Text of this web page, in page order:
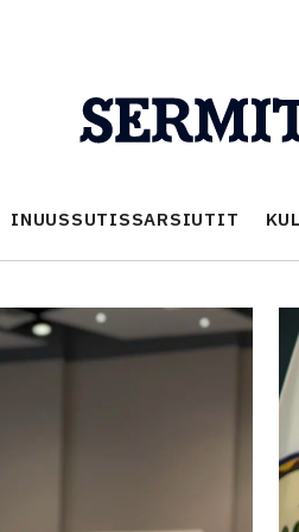
INUUSSUTISSARSIUTIT